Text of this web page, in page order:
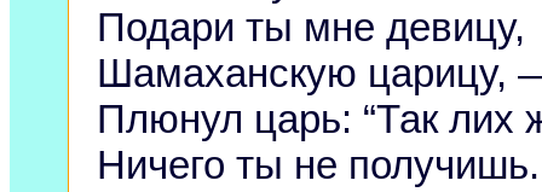
Подари ты мне девицу,
Шамаханскую царицу,
Плюнул царь: “Так лих
Ничего ты не получишь.